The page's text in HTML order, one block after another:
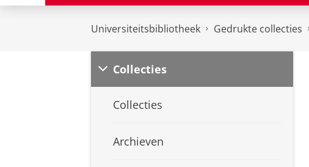
Universiteitsbibliotheek Gedrukte collecties
Collecties
Collecties
Archieven